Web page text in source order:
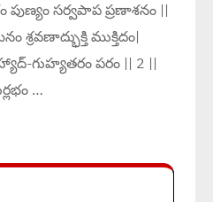
పుణ్యం సర్వపాప ప్రణాశనం ||
శ్రవణాద్భుక్తి ముక్తిదం|
గుహ్యతరం పరం || 2 ||
…